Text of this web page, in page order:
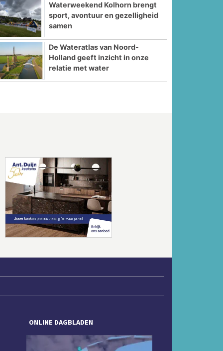
Waterweekend Kolhorn brengt
sport, avontuur en gezelligheid
samen
De Wateratlas van Noord-
Holland geeft inzicht in onze
relatie met water
ONLINE DAGBLADEN